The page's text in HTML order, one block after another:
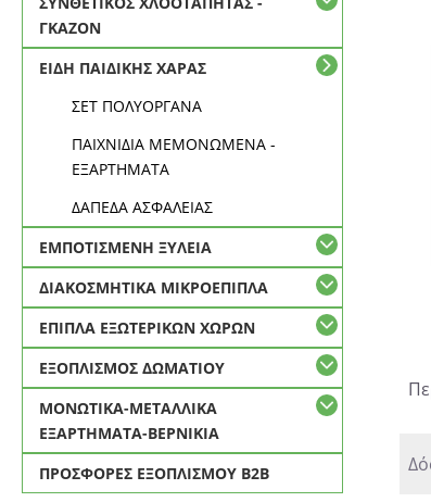
ΓΚΑΖΟΝ
ΕΙΔΗ ΠΑΙΔΙΚΗΣ ΧΑΡΑΣ
ΣΕΤ ΠΟΛΥΟΡΓΑΝΑ
ΠΑΙΧΝΙΔΙΑ ΜΕΜΟΝΩΜΕΝΑ -
ΕΞΑΡΤΗΜΑΤΑ
ΔΑΠΕΔΑ ΑΣΦΑΛΕΙΑΣ
ΕΜΠΟΤΙΣΜΕΝΗ ΞΥΛΕΙΑ
ΔΙΑΚΟΣΜΗΤΙΚΑ ΜΙΚΡΟΕΠΙΠΛΑ
ΕΠΙΠΛΑ ΕΞΩΤΕΡΙΚΩΝ ΧΩΡΩΝ
ΕΞΟΠΛΙΣΜΟΣ ΔΩΜΑΤΙΟΥ
ΜΟΝΩΤΙΚΑ-ΜΕΤΑΛΛΙΚΑ
ΕΞΑΡΤΗΜΑΤΑ-ΒΕΡΝΙΚΙΑ
ΠΡΟΣΦΟΡΕΣ ΕΞΟΠΛΙΣΜΟΥ Β2Β